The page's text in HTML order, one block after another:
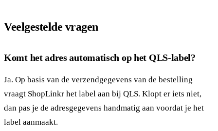
Veelgestelde vragen
Komt het adres automatisch op het QLS-label?
Ja. Op basis van de verzendgegevens van de bestelling
vraagt ShopLinkr het label aan bij QLS. Klopt er iets niet,
dan pas je de adresgegevens handmatig aan voordat je het
label aanmaakt.